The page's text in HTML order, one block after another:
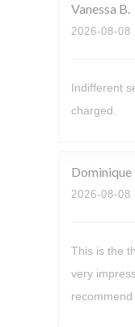
Vanessa B
2026-08-08
Indifferent
charged.
Dominique
2026-08-08
This is the
very
recommend